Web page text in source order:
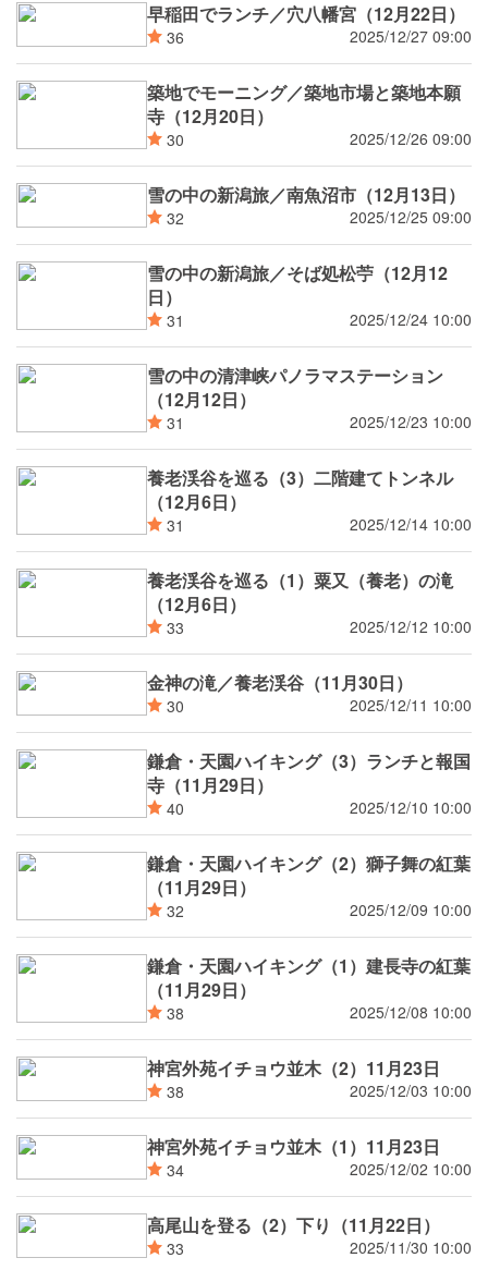
早稲田でランチ／穴八幡宮（12月22日）
36 2025/12/27 09:00
築地でモーニング／築地市場と築地本願
寺（12月20日）
30 2025/12/26 09:00
雪の中の新潟旅／南魚沼市（12月13日）
32 2025/12/25 09:00
雪の中の新潟旅／そば処松苧（12月12
日）
31 2025/12/24 10:00
雪の中の清津峡パノラマステーション
（12月12日）
31 2025/12/23 10:00
養老渓谷を巡る（3）二階建てトンネル
（12月6日）
31 2025/12/14 10:00
養老渓谷を巡る（1）粟又（養老）の滝
（12月6日）
33 2025/12/12 10:00
金神の滝／養老渓谷（11月30日）
30 2025/12/11 10:00
鎌倉・天園ハイキング（3）ランチと報国
寺（11月29日）
40 2025/12/10 10:00
鎌倉・天園ハイキング（2）獅子舞の紅葉
（11月29日）
32 2025/12/09 10:00
鎌倉・天園ハイキング（1）建長寺の紅葉
（11月29日）
38 2025/12/08 10:00
神宮外苑イチョウ並木（2）11月23日
38 2025/12/03 10:00
神宮外苑イチョウ並木（1）11月23日
34 2025/12/02 10:00
高尾山を登る（2）下り（11月22日）
33 2025/11/30 10:00